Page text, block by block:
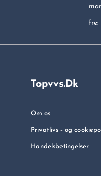
fre:
Topvvs.dk
Om os
Privatlivs - og
Handelsbetingelser